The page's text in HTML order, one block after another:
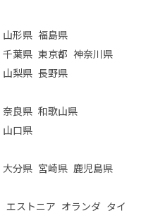
山形県 福島県
千葉県 東京都 神奈川県
山梨県 長野県
奈良県 和歌山県
山口県
大分県 宮崎県 鹿児島県
エストニア オランダ タイ